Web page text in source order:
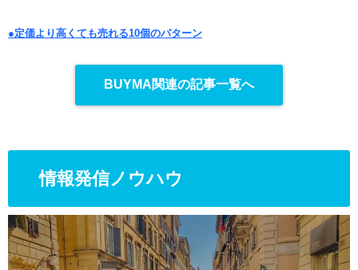
●定価より高くても売れる10個のパターン
BUYMA関連の記事一覧へ
情報発信ノウハウ